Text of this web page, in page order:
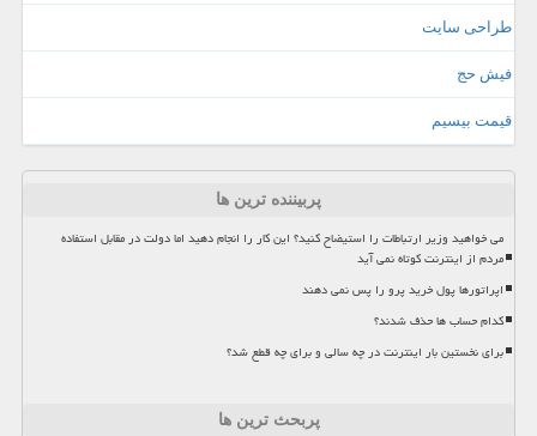
طراحی سایت
فیش حج
قیمت بیسیم
پربیننده ترین ها
می خواهید وزیر ارتباطات را استیضاح کنید؟ این کار را انجام دهید اما دولت در مقابل استفاده
مردم از اینترنت کوتاه نمی آید
اپراتورها پول خرید پرو را پس نمی دهند
کدام حساب ها حذف شدند؟
برای نخستین بار اینترنت در چه سالی و برای چه قطع شد؟
پربحث ترین ها